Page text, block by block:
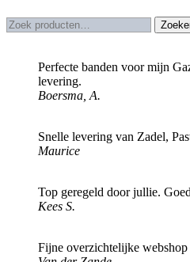
Zoeken
naar:
Perfecte banden voor mijn
levering.
Boersma, A.
Snelle levering van Zadel,
Maurice
Top geregeld door jullie.
Kees S.
Fijne overzichtelijke